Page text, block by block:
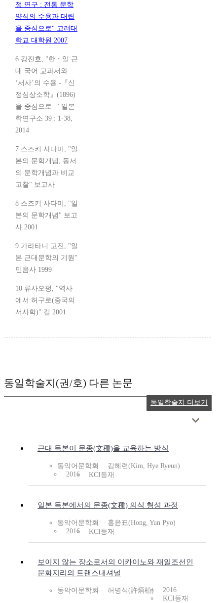
정 연구 : 전통 문학
양식의 수용과 대립
을 중심으로" 고려대
학교 대학원 2007
6 강진호, "한・일 근
대 국어 교과서와
‘서사’의 수용 -『신
정심상소학』(1896)
을 중심으로 -" 일본
학연구소 39 : 1-38,
2014
7 스즈키 사다미, "일
본의 문학개념; 동서
의 문학개념과 비교
고찰" 보고사
8 스즈키 사다미, "일
본의 문학개념" 보고
사 2001
9 가라타니 고진, "일
본 근대문학의 기원"
민음사 1999
10 류사오펑, "역사
에서 허구로(중국의
서사학)" 길 2001
동일학술지(권/호) 다른 논문
근대 독본이 문종(文種)을 교육하는 방식
동악어문학회
김혜련(Kim, Hye Ryeun)
2016
KCI등재
일본 독본에서의 문종(文種) 의식 형성 과정
동악어문학회
홍윤표(Hong, Yun Pyo)
2016
KCI등재
보이지 않는 장소로서의 이카이노와 재일조선인
문화지리의 트랜스내셔널
동악어문학회 허병식(許炳植)
2016
KCI등재
동일학술지 더보기